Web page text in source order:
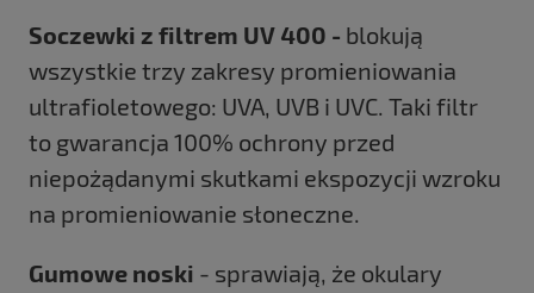
Soczewki z filtrem UV 400 - blokują
wszystkie trzy zakresy promieniowania
ultrafioletowego: UVA, UVB i UVC. Taki filtr
to gwarancja 100% ochrony przed
niepożądanymi skutkami ekspozycji wzroku
na promieniowanie słoneczne.
Gumowe noski - sprawiają, że okulary